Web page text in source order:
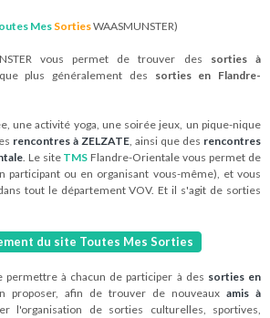
Mes SortiesWAASMUNSTER)
vous permet de trouver des sorties à
plus généralement des sorties en Flandre-
une activité yoga, une soirée jeux, un pique-nique
rencontres à ZELZATE, ainsi que des rencontres
. Le site TMS Flandre-Orientale vous permet de
participant ou en organisant vous-même), et vous
tout le département VOV. Et il s'agit de sorties
du site Toutes Mes Sorties
permettre à chacun de participer à des sorties en
proposer, afin de trouver de nouveaux amis à
l'organisation de sorties culturelles, sportives,